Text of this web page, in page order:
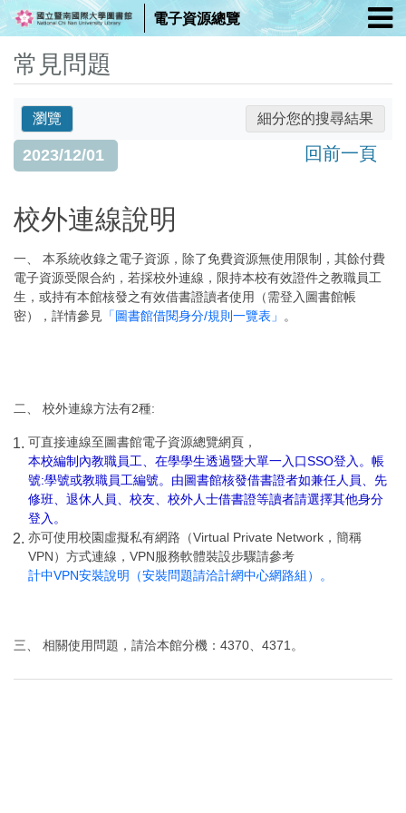
電子資源總覽
常見問題
瀏覽 細分您的搜尋結果
2023/12/01 回前一頁
校外連線說明
一、 本系統收錄之電子資源，除了免費資源無使用限制，其餘付費
電子資源受限合約，若採校外連線，限持本校有效證件之教職員工
生，或持有本館核發之有效借書證讀者使用（需登入圖書館帳
密），詳情參見 「圖書館借閱身分/規則一覽表」 。
二、 校外連線方法有2種:
可直接連線至圖書館電子資源總覽網頁，
本校編制內教職員工、在學學生透過暨大單一入口SSO登入。帳
號:學號或教職員工編號。由圖書館核發借書證者如兼任人員、先
修班、退休人員、校友、校外人士借書證等讀者請選擇其他身分
登入。
亦可使用校園虛擬私有網路（Virtual Private Network，簡稱
VPN）方式連線，VPN服務軟體裝設步驟請參考
計中VPN安裝說明（安裝問題請洽計網中心網路組）。
三、 相關使用問題，請洽本館分機：4370、4371。